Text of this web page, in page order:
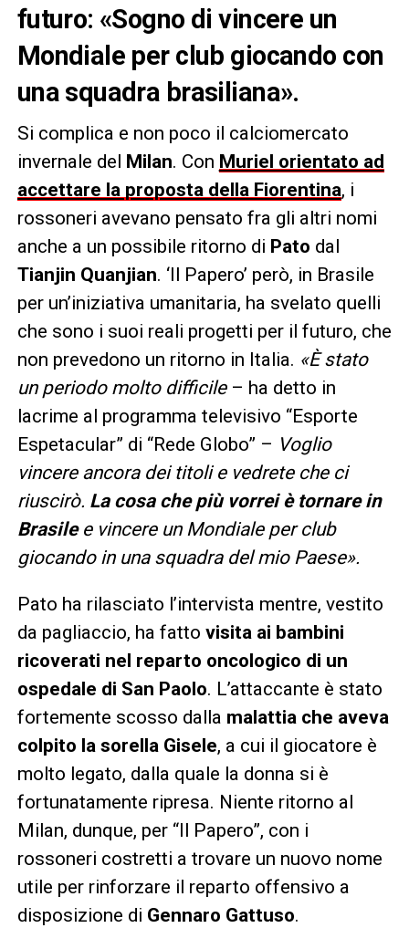
futuro: «Sogno di vincere un
Mondiale per club giocando con
una squadra brasiliana».
Si complica e non poco il calciomercato
invernale del
Milan. Con Muriel orientato ad
accettare la proposta della Fiorentina, i
rossoneri avevano pensato fra gli altri nomi
anche a un possibile ritorno di Pato dal
Tianjin Quanjian. ‘Il Papero’ però, in Brasile
per un’iniziativa umanitaria, ha svelato quelli
che sono i suoi reali progetti per il futuro, che
non prevedono un ritorno in Italia. «È stato
un periodo molto difficile– ha detto in
lacrime al programma televisivo “Esporte
Espetacular” di “Rede Globo” – Voglio
vincere ancora dei titoli e vedrete che ci
riuscirò. La cosa che più vorrei è tornare in
Brasilee vincere un Mondiale per club
giocando in una squadra del mio Paese».
Pato ha rilasciato l’intervista mentre, vestito
da pagliaccio, ha fatto visita ai bambini
ricoverati nel reparto oncologico di un
ospedale di San Paolo. L’attaccante è stato
fortemente scosso dalla malattia che aveva
colpito la sorella Gisele, a cui il giocatore è
molto legato, dalla quale la donna si è
fortunatamente ripresa. Niente ritorno al
Milan, dunque, per “Il Papero”, con i
rossoneri costretti a trovare un nuovo nome
utile per rinforzare il reparto offensivo a
disposizione di Gennaro Gattuso.